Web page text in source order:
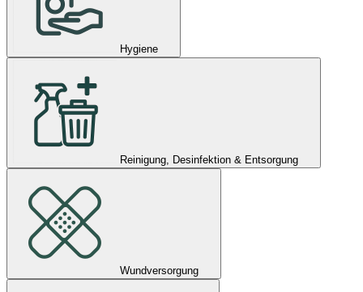
Hygiene
Reinigung, Desinfektion & Entsorgung
Wundversorgung